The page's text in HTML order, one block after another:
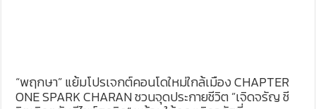
“พฤกษา” แย้มโปรเจกต์คอนโดใหม่ใกล้เมือง CHAPTER
ONE SPARK CHARAN ชวนจุดประกายชีวิต ”เจิดจรัญ ชี